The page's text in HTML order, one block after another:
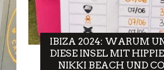
IBIZA 2024: WARUM
DIESE INSEL MIT
NIKKI BEACH UND CO